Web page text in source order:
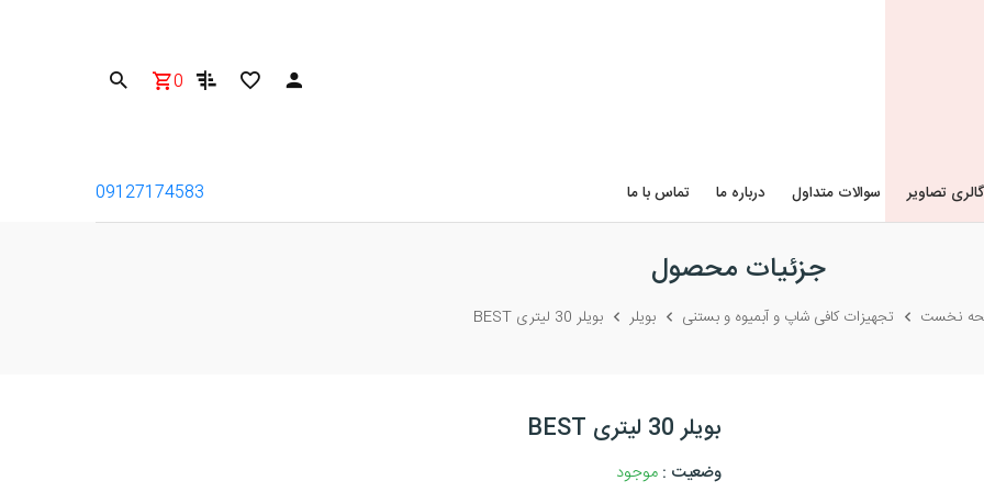
0
گالری تصاویر سوالات متداول درباره ما تماس با ما 09127174583
جزئیات محصول
نخست تجهیزات کافی شاپ و آبمیوه و بستنی بویلر بویلر 30 لیتری BEST
بویلر 30 لیتری BEST
وضعیت : موجود